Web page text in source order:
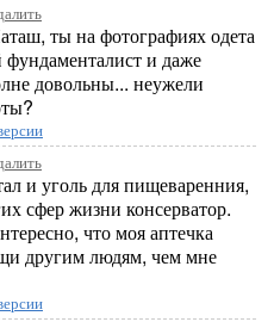
ты на фотографиях одета
и даже
довольны... неужели
и уголь для пищеваренния,
сфер жизни консерватор.
что моя аптечка
другим людям, чем мне